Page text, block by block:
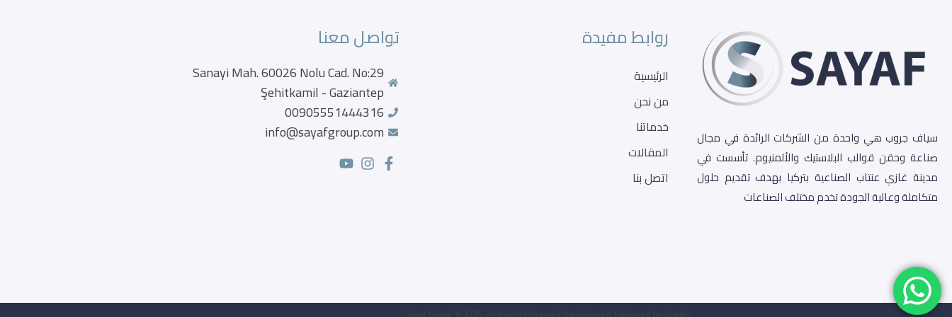
سياف جروب هي واحدة من الشركات الرائدة في مجال
صناعة وحقن قوالب البلاستيك والألمنيوم. تأسست في
مدينة غازي عنتاب الصناعية بتركيا بهدف تقديم حلول
متكاملة وعالية الجودة تخدم مختلف الصناعات
روابط مفيدة
الرئيسية
من نحن
خدماتنا
المقالات
اتصل بنا
تواصل معنا
Sanayi Mah. 60026 Nolu Cad. No:29
Şehitkamil - Gaziantep
00905551444316
info@sayafgroup.com